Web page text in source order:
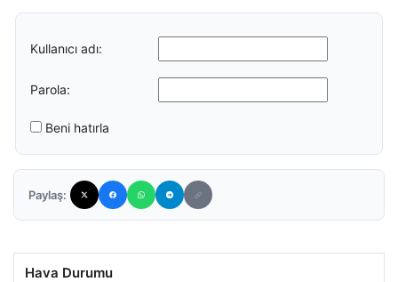
Kullanıcı adı:
Parola:
Beni hatırla
Paylaş:
Hava Durumu